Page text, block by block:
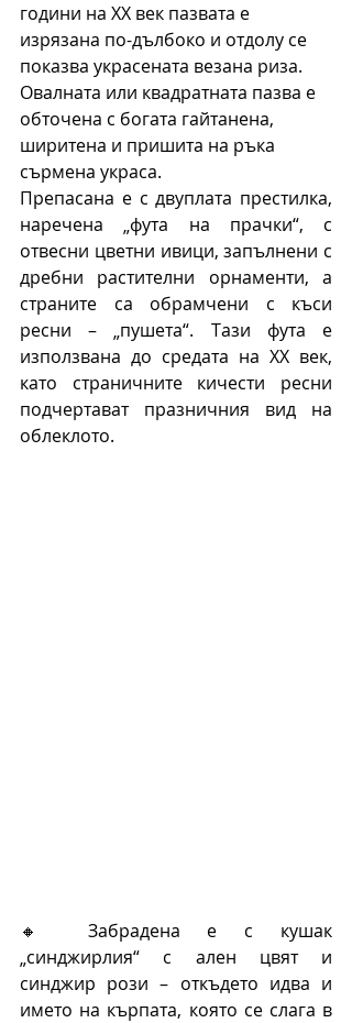
години на ХХ век пазвата е
изрязана по-дълбоко и отдолу се
показва украсената везана риза.
Овалната или квадратната пазва е
обточена с богата гайтанена,
ширитена и пришита на ръка
сърмена украса.
Препасана е с двуплата престилка,
наречена „фута на прачки“, с
отвесни цветни ивици, запълнени с
дребни растителни орнаменти, а
страните са обрамчени с къси
ресни – „пушета“. Тази фута е
използвана до средата на ХХ век,
като страничните кичести ресни
подчертават празничния вид на
облеклото.
🔸 Забрадена е с кушак
„синджирлия“ с ален цвят и
синджир рози – откъдето идва и
името на кърпата, която се слага в